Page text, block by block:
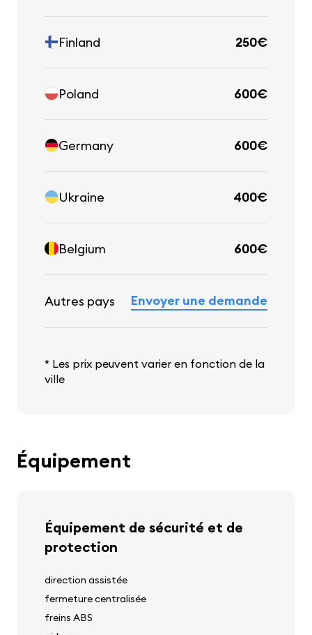
Finland 250€
Poland 600€
Germany 600€
Ukraine 400€
Belgium 600€
Autres pays Envoyer une demande
* Les prix peuvent varier en fonction de la
ville
Équipement
Équipement de sécurité et de
protection
direction assistée
fermeture centralisée
freins ABS